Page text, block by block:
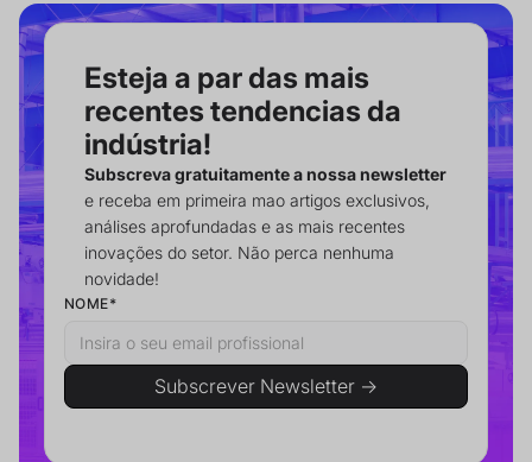
Esteja a par das mais
recentes tendencias da
indústria!
Subscreva gratuitamente a nossa newsletter
e receba em primeira mao artigos exclusivos,
análises aprofundadas e as mais recentes
inovações do setor. Não perca nenhuma
novidade!
NOME*